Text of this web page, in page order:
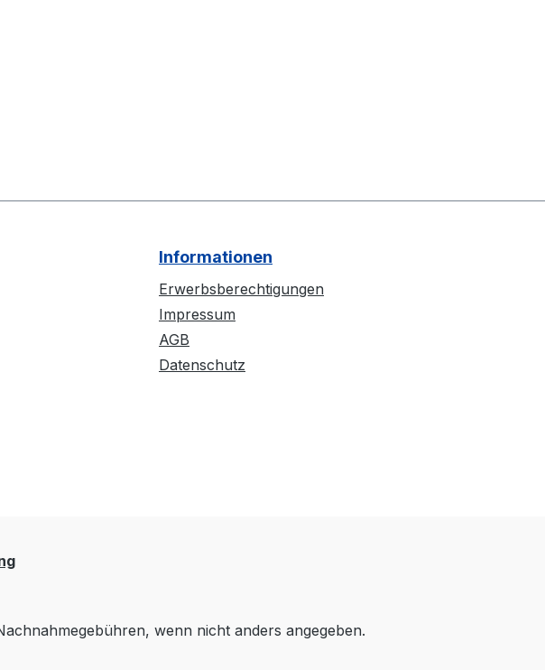
Informationen
Erwerbsberechtigungen
Impressum
AGB
Datenschutz
wenn nicht anders angegeben.